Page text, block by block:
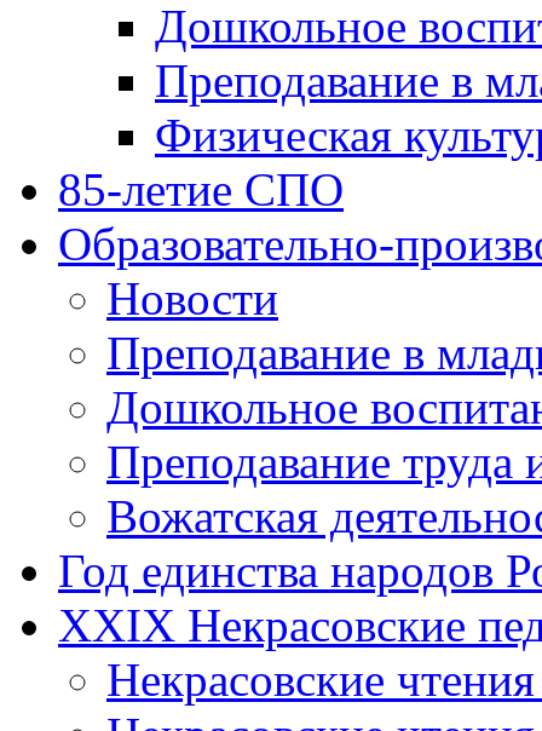
Дошкольное
Преподавание в
Физическая
85-летие СПО
Образовательно-
Новости
Преподавание в
Дошкольное
Преподавание труда
Вожатская
Год единства народов
XXIX Некрасовские
Некрасовские